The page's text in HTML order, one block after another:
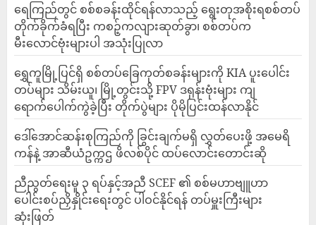
ရေကြည်တွင် စစ်စခန်းထိုင်ရန်လာသည့် ရွေးတုအစိုးရစစ်တပ်
တိုက်ခိုက်ခံရပြီး ကစဉ့်ကလျားဆုတ်ခွာ၊ စစ်တပ်က
မီးလောင်ဗုံးများပါ အသုံးပြုလာ
‎ရွှေကူမြို့ပြင်ရှိ စစ်တပ်ခြေကုတ်စခန်းများကို KIA ပူးပေါင်း
တပ်များ သိမ်းယူ၊ မြို့တွင်းသို့ FPV ဒရုန်းဗုံးများ ကျ
ရောက်ပေါက်ကွဲခဲ့ပြီး တိုက်ပွဲများ ပိုမိုပြင်းထန်လာနိုင်
ဒေါ်အောင်ဆန်းစုကြည်ကို ခြွင်းချက်မရှိ လွှတ်ပေးဖို့ အမေရိ
ကန်နဲ့ အာဆီယံဥက္ကဌ ဖိလစ်ပိုင် ထပ်လောင်းတောင်းဆို
ညီညွတ်ရေးမူ ၃ ရပ်နှင့်အညီ SCEF ၏ စစ်မဟာဗျူဟာ
ပေါင်းစပ်ညှိနှိုင်းရေးတွင် ပါဝင်နိုင်ရန် တပ်မှူးကြီးများ
ဆုံးဖြတ်